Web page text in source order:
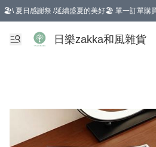
🏖️\ 夏日感謝祭 /延續盛夏的美好🏖️ 單一訂單購
選擇GoGoX住宅/工商地址配送，單一訂單消
日樂zakka和風雜貨